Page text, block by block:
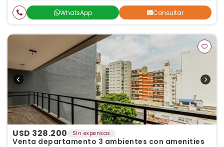
WhatsApp Consultar
USD 328.200 Sin expensas
Venta departamento 3 ambientes con amenities